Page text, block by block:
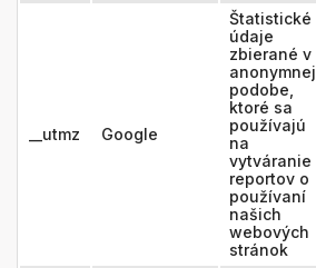
__utmz Google
Štatistické
údaje
zbierané v
anonymnej
podobe,
ktoré sa
používajú
na
vytváranie
reportov o
používaní
našich
webových
stránok